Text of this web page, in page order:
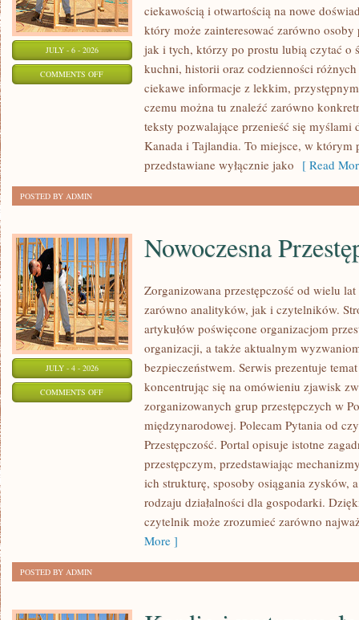
JULY - 6 - 2026
COMMENTS OFFON
ciekawością i otwartością na nowe
który może zainteresować zarówno
jak i tych, którzy po prostu lubią czytać o
kuchni, historii oraz codzienności
ciekawe informacje z lekkim,
czemu można tu znaleźć zarówno
teksty pozwalające przenieść się myślami
Kanada i Tajlandia. To miejsce, w którym
przedstawiane wyłącznie jako [ Read
POSTED BY ADMIN
JULY - 4 - 2026
COMMENTS OFFON
NOWOCZESNA
PRZESTĘPCZOŚĆ
Nowoczesna
Zorganizowana przestępczość od wielu
zarówno analityków, jak i czytelników.
artykułów poświęcone organizacjom
organizacji, a także aktualnym
bezpieczeństwem. Serwis prezentuje
koncentrując się na omówieniu zjawisk
zorganizowanych grup przestępczych w
międzynarodowej. Polecam Pytania od
Przestępczość. Portal opisuje istotne
przestępczym, przedstawiając
ich strukturę, sposoby osiągania zysków,
rodzaju działalności dla gospodarki.
czytelnik może zrozumieć zarówno
More ]
POSTED BY ADMIN